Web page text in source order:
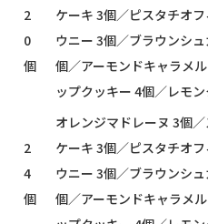
2
0
個
ケーキ 3個／ピスタチオ
ウニー 3個／ブラウンシ
個／アーモンドキャラメ
ップクッキー 4個／レモ
2
4
個
オレンジマドレーヌ 3個
ケーキ 3個／ピスタチオ
ウニー 3個／ブラウンシ
個／アーモンドキャラメ